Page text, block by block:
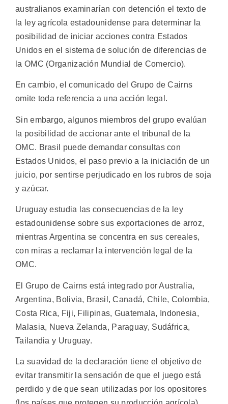
australianos examinarían con detención el texto de
la ley agrícola estadounidense para determinar la
posibilidad de iniciar acciones contra Estados
Unidos en el sistema de solución de diferencias de
la OMC (Organización Mundial de Comercio).
En cambio, el comunicado del Grupo de Cairns
omite toda referencia a una acción legal.
Sin embargo, algunos miembros del grupo evalúan
la posibilidad de accionar ante el tribunal de la
OMC. Brasil puede demandar consultas con
Estados Unidos, el paso previo a la iniciación de un
juicio, por sentirse perjudicado en los rubros de soja
y azúcar.
Uruguay estudia las consecuencias de la ley
estadounidense sobre sus exportaciones de arroz,
mientras Argentina se concentra en sus cereales,
con miras a reclamar la intervención legal de la
OMC.
El Grupo de Cairns está integrado por Australia,
Argentina, Bolivia, Brasil, Canadá, Chile, Colombia,
Costa Rica, Fiji, Filipinas, Guatemala, Indonesia,
Malasia, Nueva Zelanda, Paraguay, Sudáfrica,
Tailandia y Uruguay.
La suavidad de la declaración tiene el objetivo de
evitar transmitir la sensación de que el juego está
perdido y de que sean utilizadas por los opositores